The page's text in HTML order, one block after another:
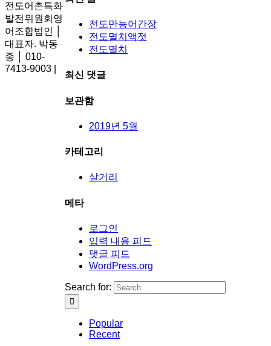
전도만능어간장
전도멸치액젓
전도멸치
최신 댓글
보관함
2019년 5월
카테고리
살거리
메타
로그인
입력 내용 피드
댓글 피드
WordPress.org
Search for:
Popular
Recent
전도어촌특화
발전위원회영
어조합법인 │
대표자. 박동
종 │ 010-
7413-9003 |